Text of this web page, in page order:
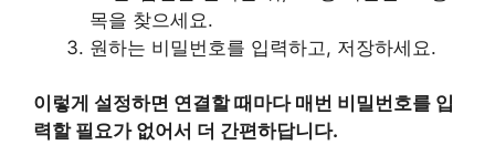
목을 찾으세요.
원하는 비밀번호를 입력하고, 저장하세요.
이렇게 설정하면 연결할 때마다 매번 비밀번호를 입
력할 필요가 없어서 더 간편하답니다.